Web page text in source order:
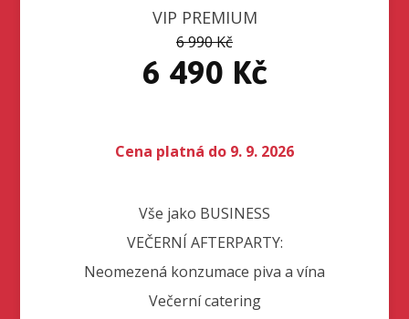
VIP PREMIUM
6 990 Kč
6 490 Kč
Cena platná do 9. 9. 2026
Vše jako BUSINESS
VEČERNÍ AFTERPARTY:
Neomezená konzumace piva a vína
Večerní catering